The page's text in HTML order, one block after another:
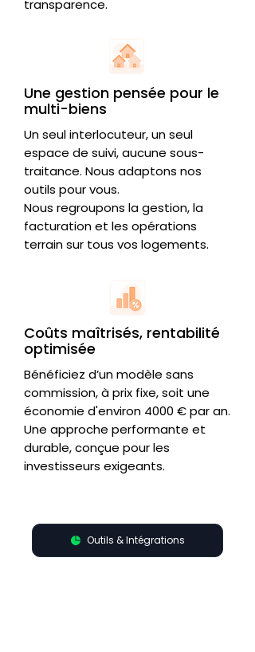
transparence.
Une gestion pensée pour le
multi-biens
Un seul interlocuteur, un seul
espace de suivi, aucune sous-
traitance. Nous adaptons nos
outils pour vous.
Nous regroupons la gestion, la
facturation et les opérations
terrain sur tous vos logements.
Coûts maîtrisés, rentabilité
optimisée
Bénéficiez d’un modèle sans
commission, à prix fixe, soit une
économie d'environ 4000 € par an.
Une approche performante et
durable, conçue pour les
investisseurs exigeants.
Outils & Intégrations